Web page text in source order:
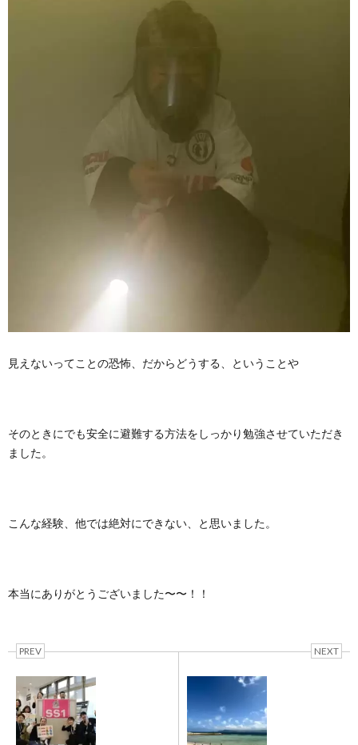
見えないってことの恐怖、だからどうする、ということや
そのときにでも安全に避難する方法をしっかり勉強させていただき
ました。
こんな経験、他では絶対にできない、と思いました。
本当にありがとうございました〜〜！！
PREV NEXT